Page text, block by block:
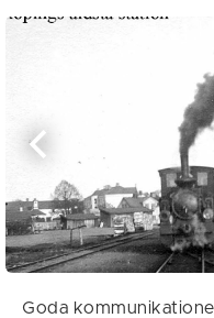
Goda